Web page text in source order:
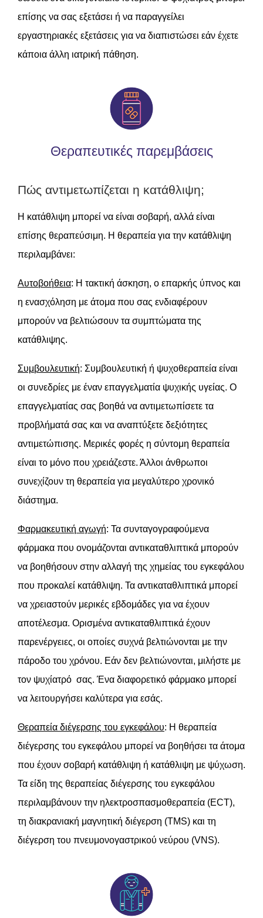
επίσης να σας εξετάσει ή να παραγγείλει
εργαστηριακές εξετάσεις για να διαπιστώσει εάν έχετε
κάποια άλλη ιατρική πάθηση.
Θεραπευτικές παρεμβάσεις
Πώς αντιμετωπίζεται η κατάθλιψη;
Η κατάθλιψη μπορεί να είναι σοβαρή, αλλά είναι
επίσης θεραπεύσιμη. Η θεραπεία για την κατάθλιψη
περιλαμβάνει:
Αυτοβοήθεια: Η τακτική άσκηση, ο επαρκής ύπνος και
η ενασχόληση με άτομα που σας ενδιαφέρουν
μπορούν να βελτιώσουν τα συμπτώματα της
κατάθλιψης.
Συμβουλευτική: Συμβουλευτική ή ψυχοθεραπεία είναι
οι συνεδρίες με έναν επαγγελματία ψυχικής υγείας. Ο
επαγγελματίας σας βοηθά να αντιμετωπίσετε τα
προβλήματά σας και να αναπτύξετε δεξιότητες
αντιμετώπισης. Μερικές φορές η σύντομη θεραπεία
είναι το μόνο που χρειάζεστε. Άλλοι άνθρωποι
συνεχίζουν τη θεραπεία για μεγαλύτερο χρονικό
διάστημα.
Φαρμακευτική αγωγή: Τα συνταγογραφούμενα
φάρμακα που ονομάζονται αντικαταθλιπτικά μπορούν
να βοηθήσουν στην αλλαγή της χημείας του εγκεφάλου
που προκαλεί κατάθλιψη. Τα αντικαταθλιπτικά μπορεί
να χρειαστούν μερικές εβδομάδες για να έχουν
αποτέλεσμα. Ορισμένα αντικαταθλιπτικά έχουν
παρενέργειες, οι οποίες συχνά βελτιώνονται με την
πάροδο του χρόνου. Εάν δεν βελτιώνονται, μιλήστε με
τον ψυχίατρό σας. Ένα διαφορετικό φάρμακο μπορεί
να λειτουργήσει καλύτερα για εσάς.
Θεραπεία διέγερσης του εγκεφάλου: Η θεραπεία
διέγερσης του εγκεφάλου μπορεί να βοηθήσει τα άτομα
που έχουν σοβαρή κατάθλιψη ή κατάθλιψη με ψύχωση.
Τα είδη της θεραπείας διέγερσης του εγκεφάλου
περιλαμβάνουν την ηλεκτροσπασμοθεραπεία (ECT),
τη διακρανιακή μαγνητική διέγερση (TMS) και τη
διέγερση του πνευμονογαστρικού νεύρου (VNS).